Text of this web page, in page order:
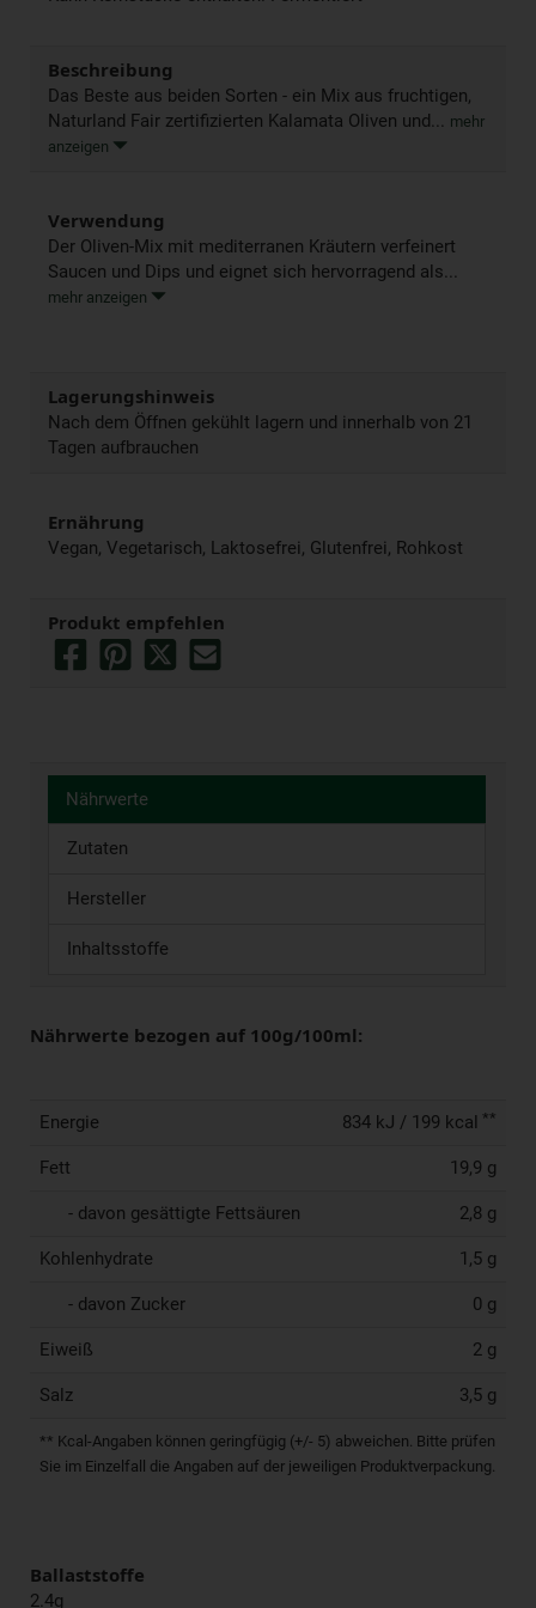
Beschreibung
Das Beste aus beiden Sorten - ein Mix aus fruchtigen,
Naturland Fair zertifizierten Kalamata Oliven und... mehr
anzeigen
Verwendung
Der Oliven-Mix mit mediterranen Kräutern verfeinert
Saucen und Dips und eignet sich hervorragend als...
mehr anzeigen
Lagerungshinweis
Nach dem Öffnen gekühlt lagern und innerhalb von 21
Tagen aufbrauchen
Ernährung
Vegan, Vegetarisch, Laktosefrei, Glutenfrei, Rohkost
Produkt empfehlen
Nährwerte
Zutaten
Hersteller
Inhaltsstoffe
Nährwerte bezogen auf 100g/100ml:
Energie 834 kJ / 199 kcal **
Fett 19,9 g
- davon gesättigte Fettsäuren 2,8 g
Kohlenhydrate 1,5 g
- davon Zucker 0 g
Eiweiß 2 g
Salz 3,5 g
** Kcal-Angaben können geringfügig (+/- 5) abweichen. Bitte prüfen
Sie im Einzelfall die Angaben auf der jeweiligen Produktverpackung.
Ballaststoffe
2.4g